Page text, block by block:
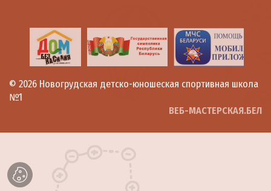
© 2026 Новогрудская детско-юношеская спортивная школа
№1
ВЕБ-МАСТЕРСКАЯ.БЕЛ